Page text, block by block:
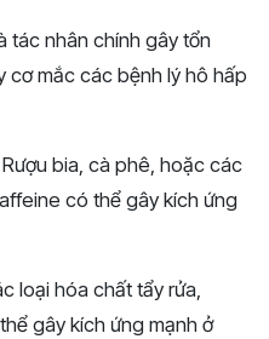
tác nhân chính gây tổn
cơ mắc các bệnh lý hô hấp
Rượu bia, cà phê, hoặc các
có thể gây kích ứng
loại hóa chất tẩy rửa,
gây kích ứng mạnh ở